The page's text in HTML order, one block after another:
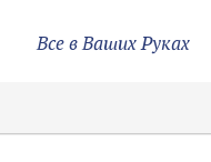
Все в Ваших Руках